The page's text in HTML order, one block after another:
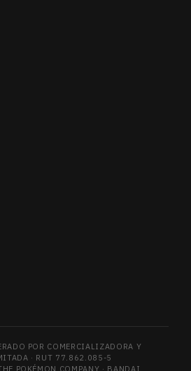
POR COMERCIALIZADORA Y
· RUT 77.862.085-5
POKÉMON COMPANY · BANDAI.